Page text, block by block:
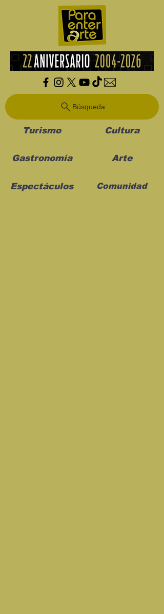
Búsqueda
Turismo Cultura
Gastronomía Arte
Espectáculos Comunidad